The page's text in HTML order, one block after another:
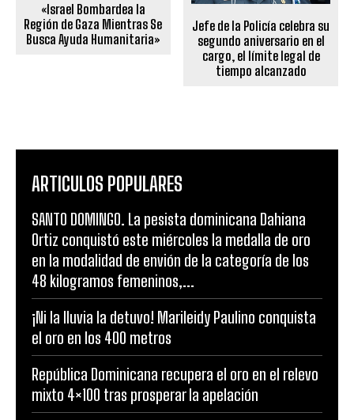
«Israel Bombardea la
Región de Gaza Mientras Se
Busca Ayuda Humanitaria»
Jefe de la Policía celebra su
segundo aniversario en el
cargo, el límite legal de
tiempo alcanzado
ARTICULOS POPULARES
SANTO DOMINGO. La pesista dominicana Dahiana
Ortiz conquistó este miércoles la medalla de oro
en la modalidad de envión de la categoría de los
48 kilogramos femeninos,...
¡Ni la lluvia la detuvo! Marileidy Paulino conquista
el oro en los 400 metros
República Dominicana recupera el oro en el relevo
mixto 4×100 tras prosperar la apelación